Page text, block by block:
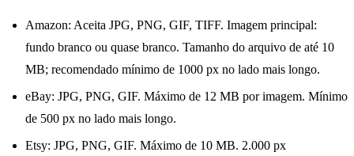
Amazon: Aceita JPG, PNG, GIF, TIFF. Imagem principal:
fundo branco ou quase branco. Tamanho do arquivo de até 10
MB; recomendado mínimo de 1000 px no lado mais longo.
eBay: JPG, PNG, GIF. Máximo de 12 MB por imagem. Mínimo
de 500 px no lado mais longo.
Etsy: JPG, PNG, GIF. Máximo de 10 MB. 2.000 px